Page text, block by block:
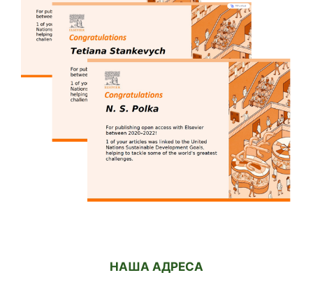
НАША АДРЕСА